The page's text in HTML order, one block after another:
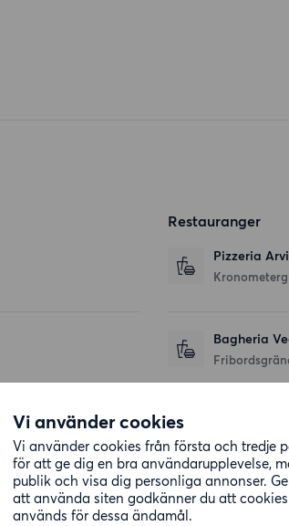
Vi använder cookies
Vi använder cookies från första och tredje
för att ge dig en bra användarupplevelse,
publik och visa dig personliga annonser.
att använda siten godkänner du att cookies
används för dessa ändamål.
Restauranger
Pizzeria
Bagheria
Affärer
ICA Nära